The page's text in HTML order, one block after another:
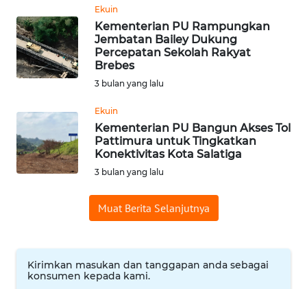
Ekuin
Kementerian PU Rampungkan
Jembatan Bailey Dukung
Percepatan Sekolah Rakyat
Brebes
3 bulan yang lalu
Ekuin
Kementerian PU Bangun Akses Tol
Pattimura untuk Tingkatkan
Konektivitas Kota Salatiga
3 bulan yang lalu
Muat Berita Selanjutnya
Kirimkan masukan dan tanggapan anda sebagai
konsumen kepada kami.
MAJALENGKA
WN
SUBANG
WN
WN
WN